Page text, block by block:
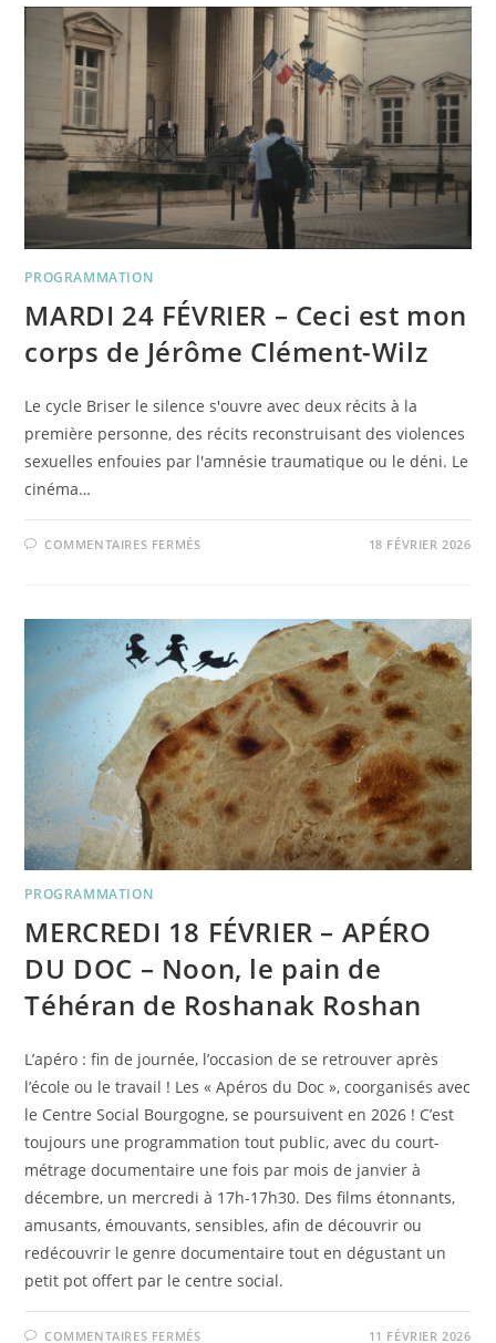
DE
THOMAS
PAULOT
PROGRAMMATION
MARDI 24 FÉVRIER – Ceci est mon
corps de Jérôme Clément-Wilz
Le cycle Briser le silence s'ouvre avec deux récits à la
première personne, des récits reconstruisant des violences
sexuelles enfouies par l'amnésie traumatique ou le déni. Le
cinéma…
COMMENTAIRES FERMÉSSUR
CECI
CORPS
DE
JÉRÔME
CLÉMENT-
WILZ
18 FÉVRIER 2026
PROGRAMMATION
MERCREDI 18 FÉVRIER – APÉRO
DU DOC – Noon, le pain de
Téhéran de Roshanak Roshan
L’apéro : fin de journée, l’occasion de se retrouver après
l’école ou le travail ! Les « Apéros du Doc », coorganisés avec
le Centre Social Bourgogne, se poursuivent en 2026 ! C’est
toujours une programmation tout public, avec du court-
métrage documentaire une fois par mois de janvier à
décembre, un mercredi à 17h-17h30. Des ﬁlms étonnants,
amusants, émouvants, sensibles, aﬁn de découvrir ou
redécouvrir le genre documentaire tout en dégustant un
petit pot offert par le centre social.
COMMENTAIRES FERMÉSSUR 11 FÉVRIER 2026